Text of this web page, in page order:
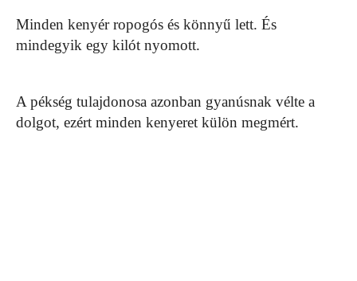
Minden kenyér ropogós és könnyű lett. És
mindegyik egy kilót nyomott.
A pékség tulajdonosa azonban gyanúsnak vélte a
dolgot, ezért minden kenyeret külön megmért.